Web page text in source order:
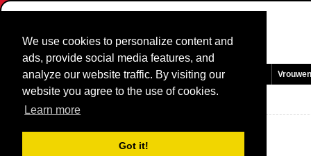
We use cookies to personalize content and
ads, provide social media features, and
analyze our website traffic. By visiting our
website you agree to the use of cookies.
Learn more
Got it!
Homepage Nieuws en Media Games Wedstrijden Vrouwen
Transfer Overzicht